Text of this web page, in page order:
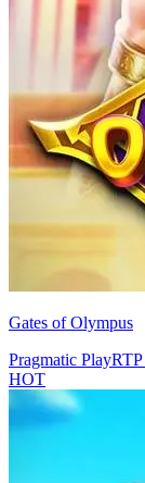
Gates of Olympus
Pragmatic PlayRTP
HOT